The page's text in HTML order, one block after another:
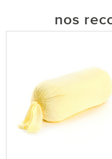
nos